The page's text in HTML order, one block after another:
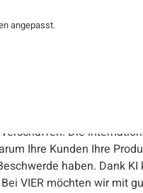
wird.
und Denker, sondern
werden. Mich
in KI eine Chance
nur auffordern:
Lauf. Nutzen Sie die
Die
Ihre Kunden Ihre
haben. Dank
VIER möchten wir mit
angepasst.